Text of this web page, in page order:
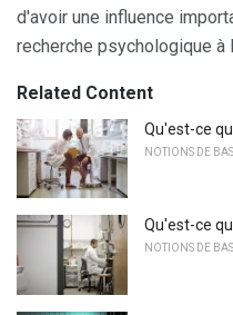
d'avoir une influence
recherche psychologique à
Related Content
Qu'est-ce
NOTIONS DE
Qu'est-ce
NOTIONS DE